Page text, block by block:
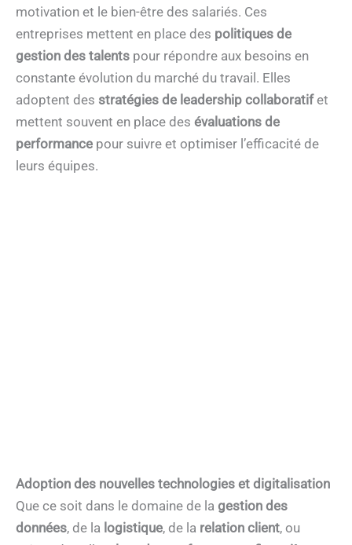
motivation et le bien-être des salariés. Ces
entreprises mettent en place des politiques de
gestion des talents pour répondre aux besoins en
constante évolution du marché du travail. Elles
adoptent des stratégies de leadership collaboratifet
mettent souvent en place des évaluations de
performance pour suivre et optimiser l’efficacité de
leurs équipes.
Adoption des nouvelles technologies et digitalisation
Que ce soit dans le domaine de la gestion des
données, de la logistique, de la relation client, ou